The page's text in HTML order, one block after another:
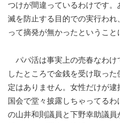
つけが間違っているわけです
滅を防止する目的での実行わ
って摘発が無かったということ
パパ活は事実上の売春なわけ
したところで金銭を受け取っ
定はありません。女性だけが
国会で堂々披露しちゃってる
の山井和則議員と下野幸助議